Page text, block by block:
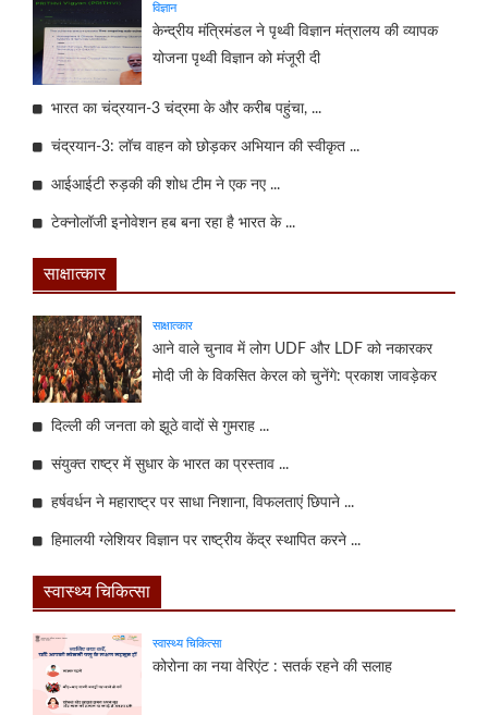
विज्ञान
केन्‍द्रीय मंत्रिमंडल ने पृथ्वी विज्ञान मंत्रालय की व्यापक
योजना पृथ्वी विज्ञान को मंजूरी दी
भारत का चंद्रयान-3 चंद्रमा के और करीब पहुंचा, ...
चंद्रयान-3: लॉच वाहन को छोड़कर अभियान की स्वीकृत ...
आईआईटी रुड़की की शोध टीम ने एक नए ...
टेक्नोलॉजी इनोवेशन हब बना रहा है भारत के ...
साक्षात्कार
साक्षात्कार
आने वाले चुनाव में लोग UDF और LDF को नकारकर
मोदी जी के विकसित केरल को चुनेंगे: प्रकाश जावड़ेकर
दिल्ली की जनता को झूठे वादों से गुमराह ...
संयुक्त राष्ट्र में सुधार के भारत का प्रस्ताव ...
हर्षवर्धन ने महाराष्ट्र पर साधा निशाना, विफलताएं छिपाने ...
हिमालयी ग्लेशियर विज्ञान पर राष्ट्रीय केंद्र स्थापित करने ...
स्वास्थ्य चिकित्सा
स्वास्थ्य चिकित्सा
कोरोना का नया वेरिएंट : सतर्क रहने की सलाह